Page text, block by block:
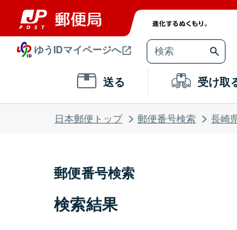
ゆうIDマイページへ
送る 受け取
日本郵便トップ 郵便番号検索 長崎
郵便番号検索
検索結果